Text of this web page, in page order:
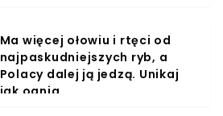
Ma więcej ołowiu i rtęci od
najpaskudniejszych ryb, a
Polacy dalej ją jedzą. Unikaj
jak ognia